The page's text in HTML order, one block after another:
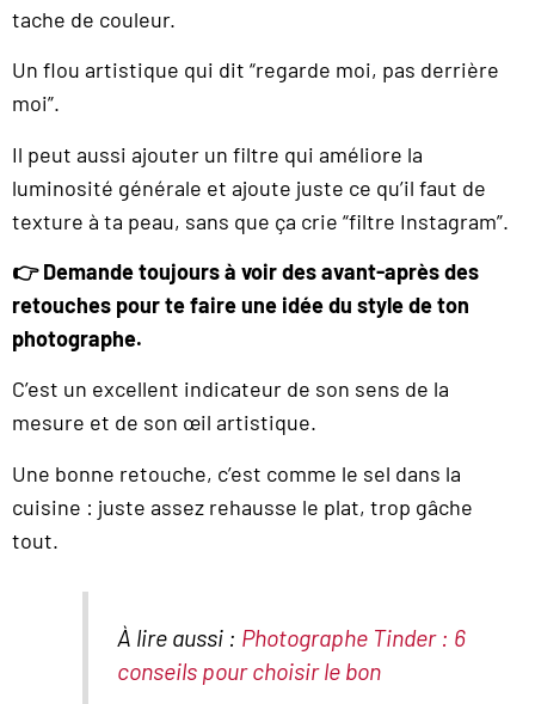
tache de couleur.
Un flou artistique qui dit “regarde moi, pas derrière
moi”.
Il peut aussi ajouter un filtre qui améliore la
luminosité générale et ajoute juste ce qu’il faut de
texture à ta peau, sans que ça crie “filtre Instagram”.
👉 Demande toujours à voir des avant-après des
retouches pour te faire une idée du style de ton
photographe.
C’est un excellent indicateur de son sens de la
mesure et de son œil artistique.
Une bonne retouche, c’est comme le sel dans la
cuisine : juste assez rehausse le plat, trop gâche
tout.
À lire aussi : Photographe Tinder : 6
conseils pour choisir le bon